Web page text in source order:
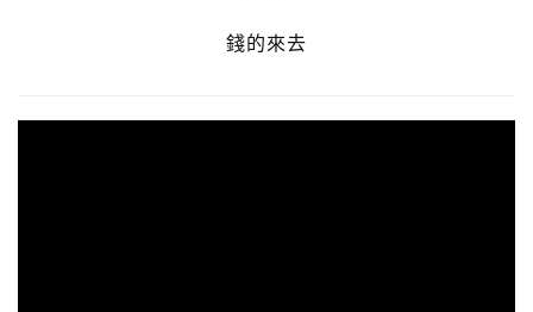
錢的來去